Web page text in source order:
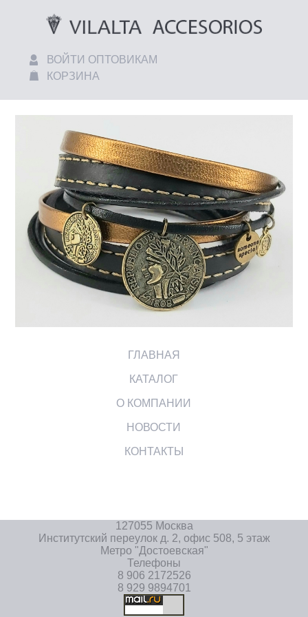
ВОЙТИ ОПТОВИКАМ
КОРЗИНА
ГЛАВНАЯ
КАТАЛОГ
О КОМПАНИИ
НОВОСТИ
КОНТАКТЫ
127055 Москва
Институтский переулок д. 2, офис 508, 5 этаж
Метро "Достоевская"
Телефоны
8 906 2172526
8 929 9894701